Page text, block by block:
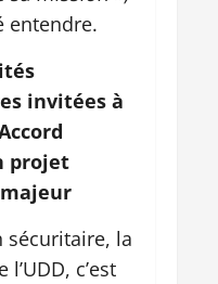
entendre.
invitées à
projet
sécuritaire, la
c’est